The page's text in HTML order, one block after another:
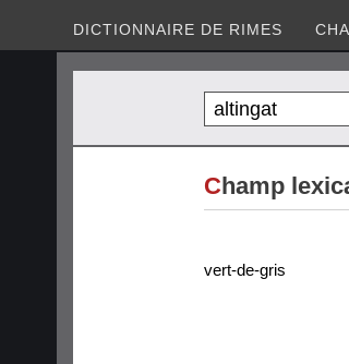
DICTIONNAIRE DE RIMES
Champ
vert-de-gris